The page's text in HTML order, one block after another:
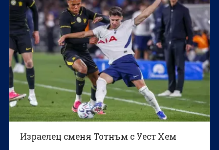
Израелец сменя Тотнъм с Уест Хем